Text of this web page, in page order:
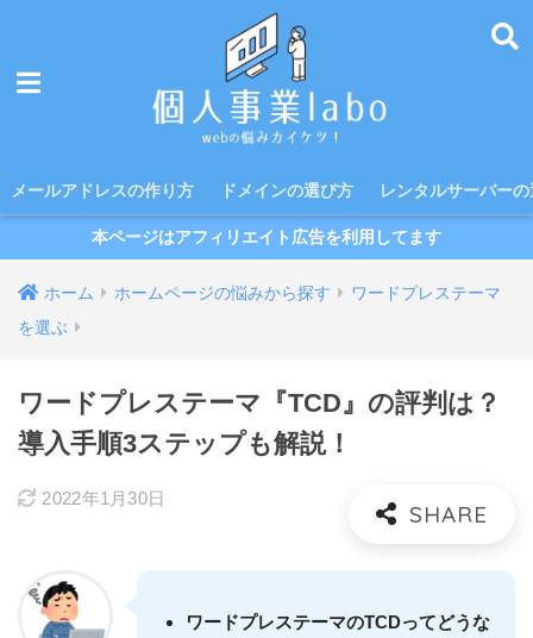
メールアドレスの作り方 ドメインの選び方 レンタルサーバー
本ページはアフィリエイト広告を利用してます
ホーム ホームページの悩みから探す
ワードプレステーマ
を選ぶ
ワードプレステーマ『TCD』の評判は？
導入手順3ステップも解説！
2022年1月30日
ワードプレステーマのTCDってどうな